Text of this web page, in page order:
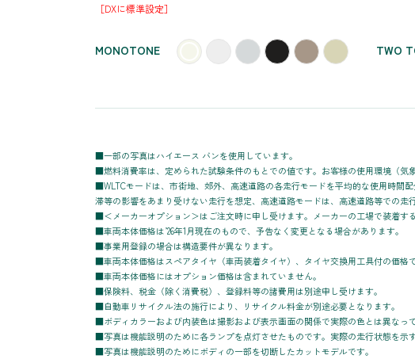
［DXに標準設定］
MONOTONE TWO
■一部の写真はハイエース バンを使用しています。
■燃料消費率は、定められた試験条件のもとでの値です。お客様の使用環境（気
■WLTCモードは、市街地、郊外、高速道路の各走行モードを平均的な使用時間
滞等の影響をあまり受けない走行を想定、高速道路モードは、高速道路等での走
■＜メーカーオプション＞はご注文時に申し受けます。メーカーの工場で装着す
■車両本体価格は’26年1月現在のもので、予告なく変更となる場合があります。
■事業用登録の場合は構造要件が異なります。
■車両本体価格はスペアタイヤ（車両装着タイヤ）、タイヤ交換用工具付の価格で
■車両本体価格にはオプション価格は含まれていません。
■保険料、税金（除く消費税）、登録料等の諸費用は別途申し受けます。
■自動車リサイクル法の施行により、リサイクル料金が別途必要となります。
■ボディカラーおよび内装色は撮影および表示画面の関係で実際の色とは異なっ
■写真は機能説明のために各ランプを点灯させたものです。実際の走行状態を示
■写真は機能説明のためにボディの一部を切断したカットモデルです。